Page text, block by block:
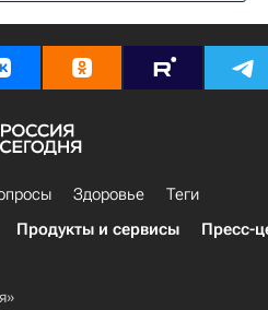
Здоровье
Теги
Продукты и сервисы Пресс-